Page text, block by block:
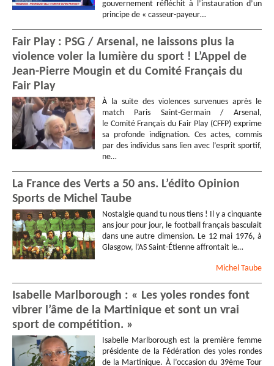
gouvernement réfléchit à l’instauration d’un
principe de « casseur-payeur…
Fair Play : PSG / Arsenal, ne laissons plus la
violence voler la lumière du sport ! L’Appel de
Jean-Pierre Mougin et du Comité Français du
Fair Play
À la suite des violences survenues après le
match Paris Saint-Germain / Arsenal,
le Comité Français du Fair Play (CFFP) exprime
sa profonde indignation. Ces actes, commis
par des individus sans lien avec l’esprit sportif,
ne…
La France des Verts a 50 ans. L’édito Opinion
Sports de Michel Taube
Nostalgie quand tu nous tiens ! Il y a cinquante
ans jour pour jour, le football français basculait
dans une autre dimension. Le 12 mai 1976, à
Glasgow, l’AS Saint-Étienne affrontait le…
Michel Taube
Isabelle Marlborough : « Les yoles rondes font
vibrer l’âme de la Martinique et sont un vrai
sport de compétition. »
Isabelle Marlborough est la première femme
présidente de la Fédération des yoles rondes
de la Martinique. À l’occasion du 39ème Tour